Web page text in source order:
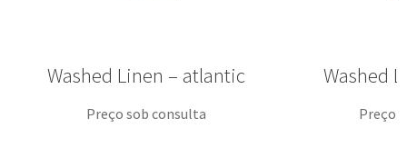
Washed Linen – atlantic
Preço sob consulta
Washed
Preço